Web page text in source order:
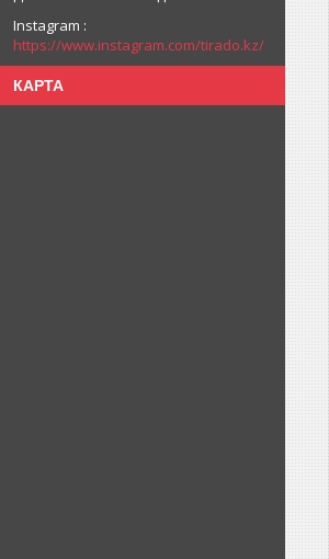
Instagram
https://www.instagram.com/tirado.kz/
КАРТА